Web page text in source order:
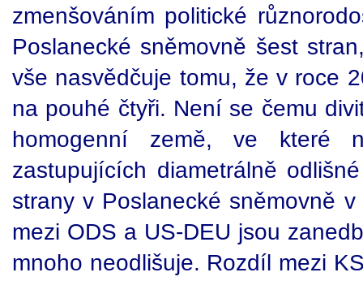
zmenšováním politické
Poslanecké sněmovně šest
vše nasvědčuje tomu, že v roce
na pouhé čtyři. Není se čemu
homogenní země, ve které
zastupujících diametrálně
strany v Poslanecké sněmovně
mezi ODS a US-DEU jsou
mnoho neodlišuje. Rozdíl mezi